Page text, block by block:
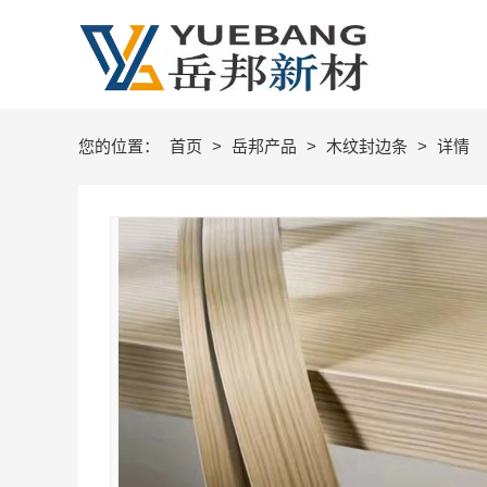
您的位置： 首页 > 岳邦产品 > 木纹封边条 > 详情